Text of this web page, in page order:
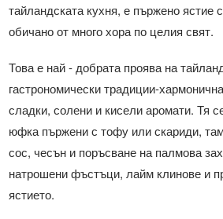
тайландската кухня, е пържено ястие
обичано от много хора по целия свят.
Това е най - добрата проява на
гастрономически традиции-
сладки, солени и кисели аромати. Тя
юфка пържени с тофу или скариди,
сос, чесън и поръсване на палмова
натрошени фъстъци, лайм клинове и
ястието.